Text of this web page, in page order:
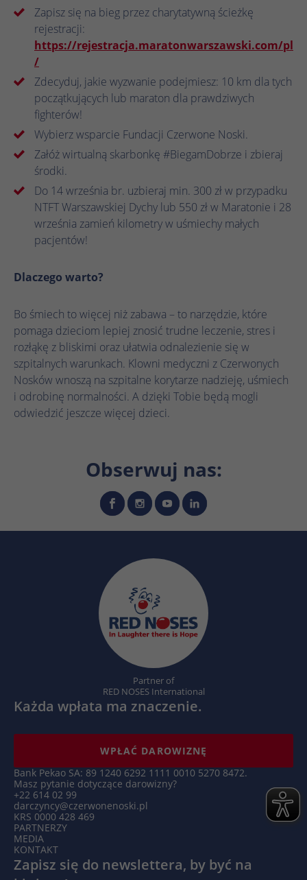
Zapisz się na bieg przez charytatywną ścieżkę
rejestracji:
https://rejestracja.maratonwarszawski.com/pl
/
Zdecyduj, jakie wyzwanie podejmiesz: 10 km dla tych
początkujących lub maraton dla prawdziwych
fighterów!
Wybierz wsparcie Fundacji Czerwone Noski.
Załóż wirtualną skarbonkę #BiegamDobrze i zbieraj
środki.
Do 14 września br. uzbieraj min. 300 zł w przypadku
NTFT Warszawskiej Dychy lub 550 zł w Maratonie i 28
września zamień kilometry w uśmiechy małych
pacjentów!
Dlaczego warto?
Bo śmiech to więcej niż zabawa – to narzędzie, które
pomaga dzieciom lepiej znosić trudne leczenie, stres i
rozłąkę z bliskimi oraz ułatwia odnalezienie się w
szpitalnych warunkach. Klowni medyczni z Czerwonych
Nosków wnoszą na szpitalne korytarze nadzieję, uśmiech
i odrobinę normalności. A dzięki Tobie będą mogli
odwiedzić jeszcze więcej dzieci.
Obserwuj nas:
Partner of
RED NOSES International
Każda wpłata ma znaczenie.
WPŁAĆ DAROWIZNĘ
Bank Pekao SA: 89 1240 6292 1111 0010 5270 8472.
Masz pytanie dotyczące darowizny?
+22 614 02 99
darczyncy@czerwonenoski.pl
KRS 0000 428 469
PARTNERZY
MEDIA
KONTAKT
Zapisz się do newslettera, by być na
historycznego przechowywania
wprowadzonych ustawień, jeśli operator
strony internetowej tak to skonfigurował.
Dostawca
Czas
trwania
Zamiar
Google Analytics ustawia ten plik cookie do
Nazwa _clck
Dostawca Microsoft Clarity
Czas
trwania
1 rok
Zamiar
aby zachować identyfikator użytkownika
dla tej witryny. Gwarantuje to, że działania
podejmowane podczas kolejnych wizyt na
tej samej stronie zostaną powiązane z tym
samym identyfikatorem użytkownika.
Nazwa _clsk
1 dzień
Zamiar
Microsoft Clarity ustawia ten plik cookie w
_hjSession_.*
Hotjar
1 godzina
Hotjar ustawia ten plik cookie, aby
zapewnić, że dane z kolejnych wizyt w tej
samego identyfikatora użytkownika, który
jest zachowywany w identyfikatorze
użytkownika Hotjar, unikalnym dla tej
witryny.
Nazwa
Dostawca Hotjar
Dostawca Google Ads
Czas
trwania
3 miesiące
Zamiar
Google Tag Manager ustawia ten plik
cookie w celu eksperymentowania z
korzystających z ich usług.
Nazwa
Dostawca Google DoubleClick
trwania
Zamiar
Targetowanie/remarketing, pomiar